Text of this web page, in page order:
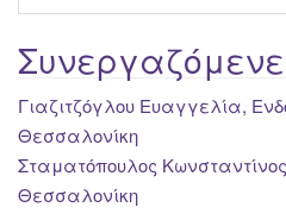
Γιαζιτζόγλου Ευαγγελία,
Θεσσαλονίκη
Σταματόπουλος
Θεσσαλονίκη